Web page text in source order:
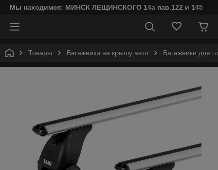
Мы находимся: МИНСК ЛЕЩИНСКОГО 14а пав.122 и 145
Товары Багажники на крышу авто Багажники для